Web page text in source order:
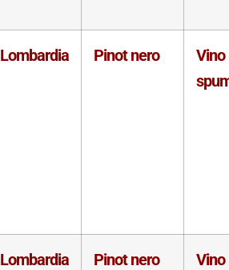
Lombardia Pinot nero
Vino
Lombardia Pinot nero
Vino